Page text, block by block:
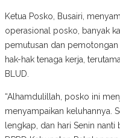
Ketua Posko, Busairi,
operasional posko, banyak
pemutusan dan
hak-hak tenaga kerja,
BLUD.
“Alhamdulillah, posko ini
menyampaikan keluhannya.
lengkap, dan hari Senin